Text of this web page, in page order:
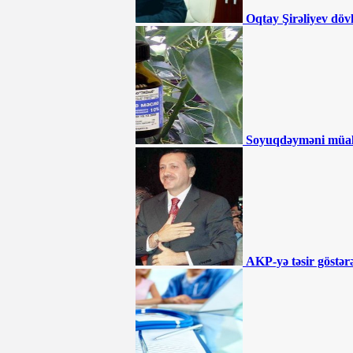
Ali Məhkəmədən İlqar Məmmədovla
bağlı QƏRAR - BƏRAƏT VERİLDİ
İlham Əliyev sərəncam imzaladı
"Azəriqaz" nədən məhkəmə qapılarında
qalıb? - Büdcə təşkilatlarına kommunal
xərclər üçün pul ayrılsa da...
"İran və Türkiyə arasında ticarət davam
190 manatın ortaya çıxardığı həqiqətlər -
Akif Çovdarov nə edəcək? -
“Gürcüstana gedəcək və...”
Ağdamda 15 il əvvəl tikilən məktəb
çökür - “İnvestisiya planına salınıb,
Əhmədzadənin texnikaları Gəncədə
yolları qazıb kimləri varlandırır? -
"Təmiz Şəhər" ASC 2 ildir ki, maliyyə
BÜTÜN XƏBƏRLƏR
Oqtay Şirəliyev
Soyuqdəyməni
AKP-yə təsir